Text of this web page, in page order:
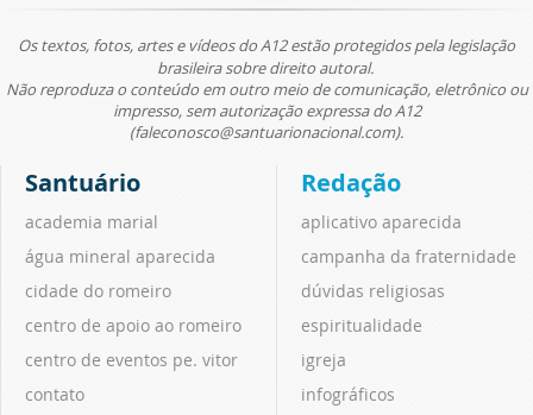
Os textos, fotos, artes e vídeos do A12 estão protegidos pela legislação
brasileira sobre direito autoral.
Não reproduza o conteúdo em outro meio de comunicação, eletrônico ou
impresso, sem autorização expressa do A12
(faleconosco@santuarionacional.com).
Santuário
academia marial
água mineral aparecida
cidade do romeiro
centro de apoio ao romeiro
centro de eventos pe. vitor
contato
Redação
aplicativo aparecida
campanha da fraternidade
dúvidas religiosas
espiritualidade
igreja
infográficos